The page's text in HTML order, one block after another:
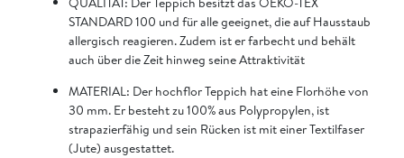
STANDARD 100 und für alle geeignet, die auf Hausstaub
allergisch reagieren. Zudem ist er farbecht und behält
auch über die Zeit hinweg seine Attraktivität
MATERIAL: Der hochflor Teppich hat eine Florhöhe von
30 mm. Er besteht zu 100% aus Polypropylen, ist
strapazierfähig und sein Rücken ist mit einer Textilfaser
(Jute) ausgestattet.